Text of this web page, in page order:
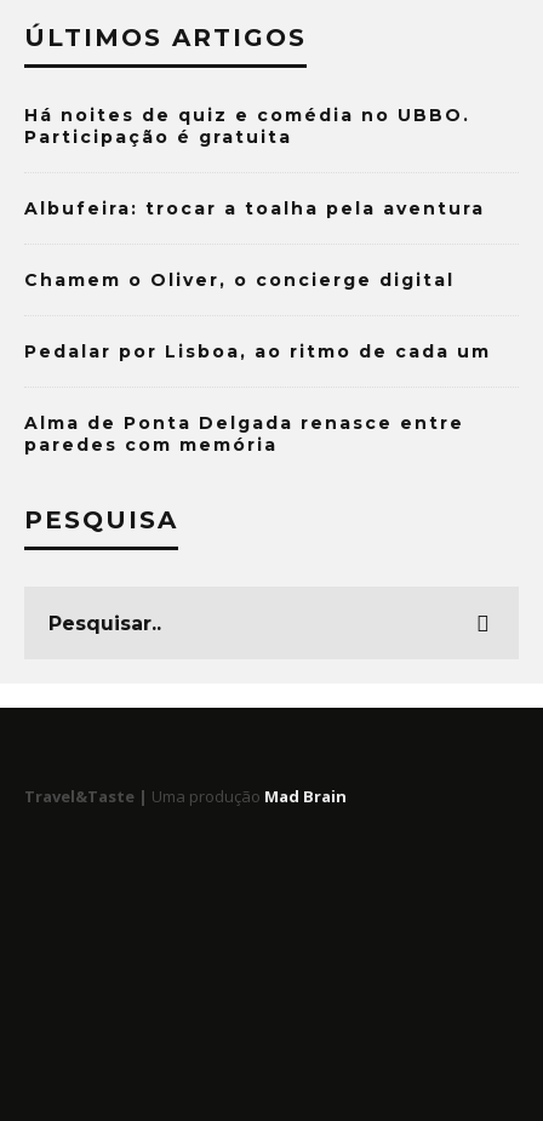
ÚLTIMOS ARTIGOS
Há noites de quiz e comédia no UBBO.
Participação é gratuita
Albufeira: trocar a toalha pela aventura
Chamem o Oliver, o concierge digital
Pedalar por Lisboa, ao ritmo de cada um
Alma de Ponta Delgada renasce entre
paredes com memória
PESQUISA
Travel&Taste | Uma produção Mad Brain